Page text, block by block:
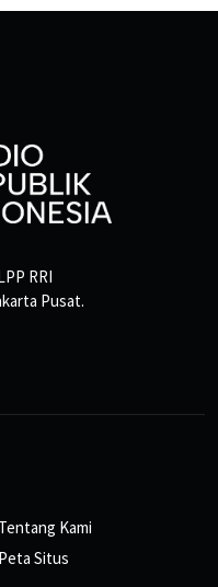
RRI
Pusat.
Tentang Kami
Peta Situs